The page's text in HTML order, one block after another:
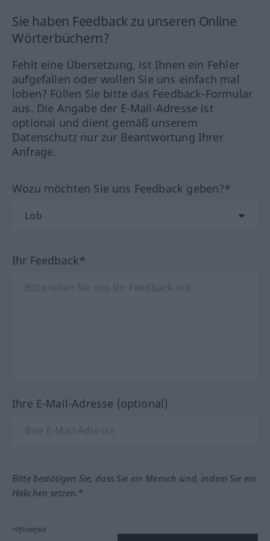
Sie haben Feedback zu unseren Online
Wörterbüchern?
Fehlt eine Übersetzung, ist Ihnen ein Fehler
aufgefallen oder wollen Sie uns einfach mal
loben? Füllen Sie bitte das Feedback-Formular
aus. Die Angabe der E-Mail-Adresse ist
optional und dient gemäß unserem
Datenschutz nur zur Beantwortung Ihrer
Anfrage.
Wozu möchten Sie uns Feedback geben?*
Ihr Feedback*
Ihre E-Mail-Adresse (optional)
Bitte bestätigen Sie, dass Sie ein Mensch sind, indem Sie ein
Häkchen setzen.*
*Pflichtfeld